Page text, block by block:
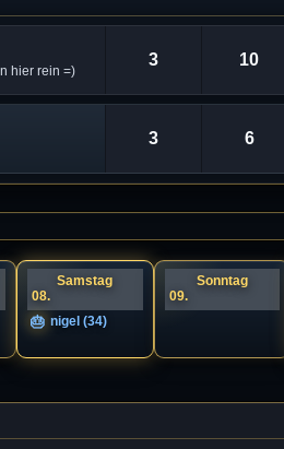
hier rein =)
3 10
3 6
Samstag
08.
nigel (34)
Sonntag
09.